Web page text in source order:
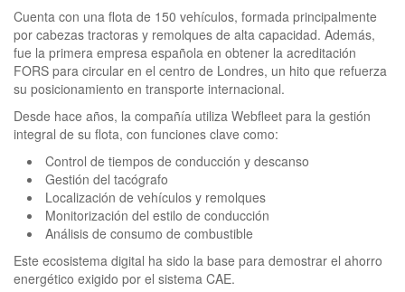
Cuenta con una flota de 150 vehículos, formada principalmente
por cabezas tractoras y remolques de alta capacidad. Además,
fue la primera empresa española en obtener la acreditación
FORS para circular en el centro de Londres, un hito que refuerza
su posicionamiento en transporte internacional.
Desde hace años, la compañía utiliza Webfleet para la gestión
integral de su flota, con funciones clave como:
Control de tiempos de conducción y descanso
Gestión del tacógrafo
Localización de vehículos y remolques
Monitorización del estilo de conducción
Análisis de consumo de combustible
Este ecosistema digital ha sido la base para demostrar el ahorro
energético exigido por el sistema CAE.